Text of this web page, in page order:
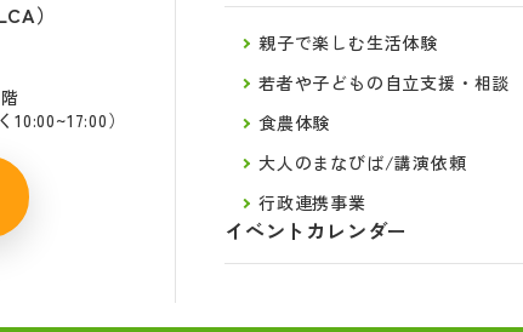
）
）
親子で楽しむ生活体験
若者や子どもの自立支援・相談
食農体験
大人のまなびば/講演依頼
行政連携事業
イベントカレンダー